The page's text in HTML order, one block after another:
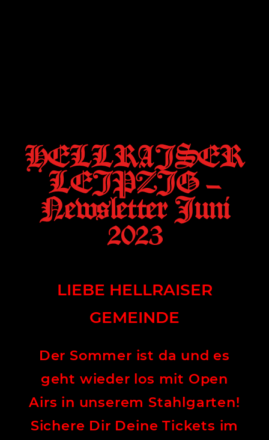
HELLRAISER
LEIPZIG –
Newsletter Juni
2023
LIEBE HELLRAISER
GEMEINDE
Der Sommer ist da und es
geht wieder los mit Open
Airs in unserem Stahlgarten!
Sichere Dir Deine Tickets im